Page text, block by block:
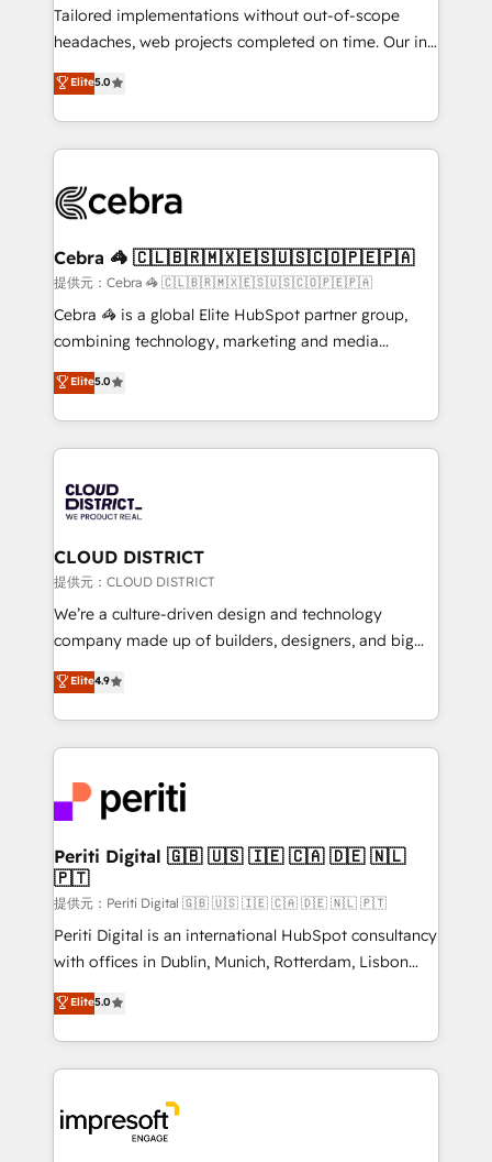
for better adoption. 🔹 Custom Solutions: Build
tailored apps, workflows, and configurations. We are
our commitment to data security and compliance. At
OneMetric, we help revenue teams focus on the
Tailored implementations without out-of-scope
headaches, web projects completed on time. Our in-
house team of certified CRM architects, experts,
developers, designers, and marketers handles all
aspects of your HubSpot. ✨ 400+ global clients ✨
100+ seamless migrations from 15+ different CRMs
implementations, and 5,000+ pages ✨ CS: Clients
CS: 245% organic growth & +751% new visitors for a
full-funnel HubSpot project ✨ CS: 415% conversion
boost with a new HubSpot site Recognized leaders:
🏆 HubSpot Platform Migration Impact Award 🏆
Inbound Campaign of the Year 🏆 Gold AVA Digital
Award for Best Website 🌟 Accreditations: CRM
Elite5.0
Cebra 🦓 🇨🇱🇧🇷🇲🇽🇪🇸🇺🇸🇨🇴🇵🇪🇵🇦
提供元：Cebra 🦓 🇨🇱🇧🇷🇲🇽🇪🇸🇺🇸🇨🇴🇵🇪🇵🇦
Cebra 🦓 is a global Elite HubSpot partner group,
combining technology, marketing and media
expertise across Latin America and Southern
Europe, with teams across 7 countries. Born in Chile,
we combine local insight with international reach to
help businesses grow through technology, creativity,
500+ HubSpot implementations, building end-to-
end solutions that integrate CRM, AI automation,
inbound and loop marketing, content, and digital
creativity. Our multicultural team works in Spanish,
Portuguese, and English to design scalable strategies
that drive measurable growth. 🌎 Highlights: • 10+
Platform Migration Excellence. • Top 3 Partner of the
Year LATAM 2022, 2023, 2024, 2025. • Partner of the
business with HubSpot? Let Cebra’s experts help
you grow faster, smarter, and with impact.
Elite5.0
CLOUD DISTRICT
提供元：CLOUD DISTRICT
We’re a culture-driven design and technology
company made up of builders, designers, and big
thinkers. We blend strategy, design, and
development—always fueled by curiosity—to turn
ideas, opportunities, and challenges into meaningful
experiences. To us, technology is more than just
and—most importantly—simple. That’s why we lean
into bold ideas and shape them into thoughtful
products and strategies that actually make a
difference.
Elite4.9
Periti Digital 🇬🇧 🇺🇸 🇮🇪 🇨🇦 🇩🇪 🇳🇱
🇵🇹
提供元：Periti Digital 🇬🇧 🇺🇸 🇮🇪 🇨🇦 🇩🇪 🇳🇱 🇵🇹
Periti Digital is an international HubSpot consultancy
with offices in Dublin, Munich, Rotterdam, Lisbon
and New York. 🔎 We are focused on enhancing
revenue-generation strategies for clients through
complete integration of core business processes
and systems (such as ERP and e-commerce
results. 🎯 We present a solution-centric approach
and we're focused on HubSpot. We work with some
Elite5.0